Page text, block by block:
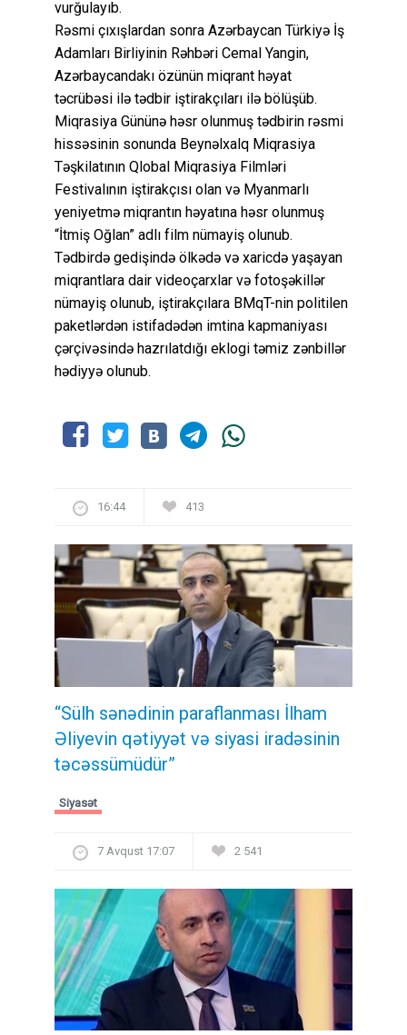
vurğulayıb.
Rəsmi çıxışlardan sonra Azərbaycan Türkiyə İş
Adamları Birliyinin Rəhbəri Cemal Yangin,
Azərbaycandakı özünün miqrant həyat
təcrübəsi ilə tədbir iştirakçıları ilə bölüşüb.
Miqrasiya Gününə həsr olunmuş tədbirin rəsmi
hissəsinin sonunda Beynəlxalq Miqrasiya
Təşkilatının Qlobal Miqrasiya Filmləri
Festivalının iştirakçısı olan və Myanmarlı
yeniyetmə miqrantın həyatına həsr olunmuş
“İtmiş Oğlan” adlı film nümayiş olunub.
Tədbirdə gedişində ölkədə və xaricdə yaşayan
miqrantlara dair videoçarxlar və fotoşəkillər
nümayiş olunub, iştirakçılara BMqT-nin politilen
paketlərdən istifadədən imtina kapmaniyası
çərçivəsində hazrılatdığı eklogi təmiz zənbillər
hədiyyə olunub.
16:44 413
“Sülh sənədinin paraflanması İlham
Əliyevin qətiyyət və siyasi iradəsinin
təcəssümüdür”
Siyasət
7 Avqust 17:07 2 541